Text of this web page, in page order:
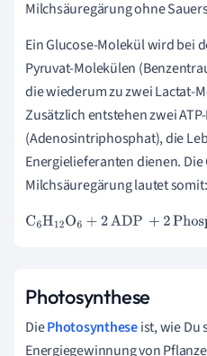
Milchsäuregärung ohne
Ein Glucose-Molekül wird bei
Pyruvat-Molekülen
die wiederum zu zwei Lactat-
Zusätzlich entstehen zwei
(Adenosintriphosphat), die
Energielieferanten dienen.
Milchsäuregärung lautet somit:
C6H12O6+2ADP+2Phosphat→2
Photosynthese
DiePhotosyntheseist, wie Du
Energiegewinnung von